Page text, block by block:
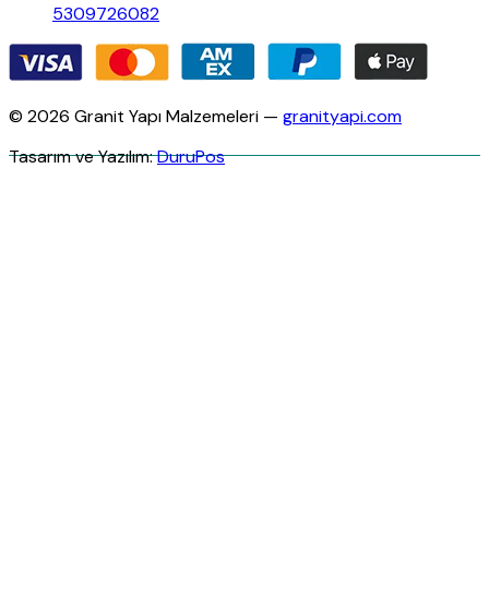
5309726082
© 2026 Granit Yapı Malzemeleri — granityapi.com
Tasarım ve Yazılım:DuruPos